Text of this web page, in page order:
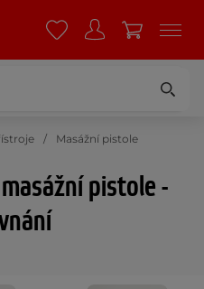
Masážní pistole
pistole -